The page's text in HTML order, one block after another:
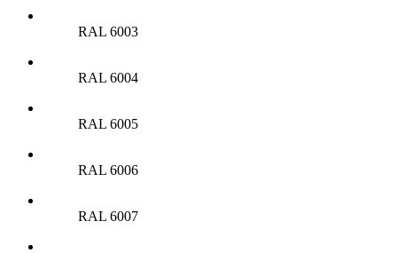
RAL 6003
RAL 6004
RAL 6005
RAL 6006
RAL 6007